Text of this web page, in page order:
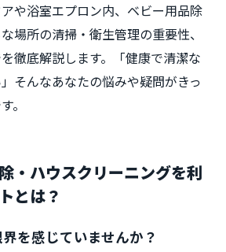
や浴室エプロン内、ベビー用品除
場所の清掃・衛生管理の重要性、
徹底解説します。「健康で清潔な
そんなあなたの悩みや疑問がきっ
。
・ハウスクリーニングを利
とは？
を感じていませんか？